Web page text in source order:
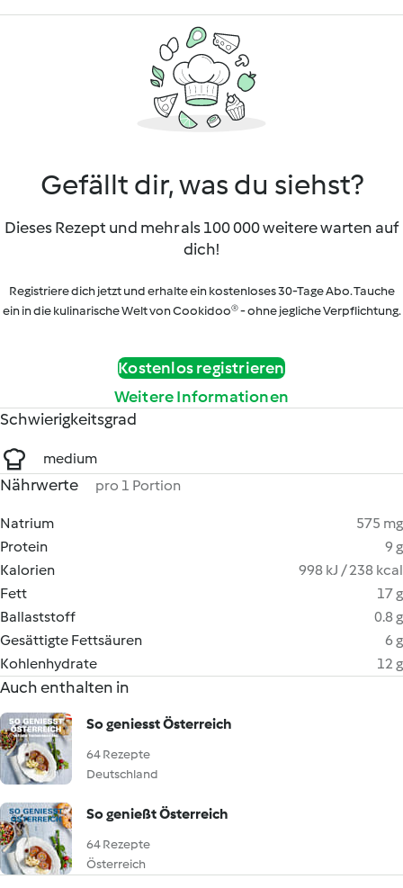
Gefällt dir, was du siehst?
Dieses Rezept und mehr als 100 000 weitere warten auf
dich!
Registriere dich jetzt und erhalte ein kostenloses 30-Tage Abo. Tauche
ein in die kulinarische Welt von Cookidoo® - ohne jegliche Verpflichtung.
Kostenlos registrieren
Weitere Informationen
Schwierigkeitsgrad
medium
Nährwerte pro 1 Portion
Natrium
575 mg
Protein
9 g
Kalorien
998 kJ / 238 kcal
Fett
17 g
Ballaststoff
0.8 g
Gesättigte Fettsäuren
6 g
Kohlenhydrate
12 g
Auch enthalten in
So geniesst Österreich
64 Rezepte
Deutschland
So genießt Österreich
64 Rezepte
Österreich